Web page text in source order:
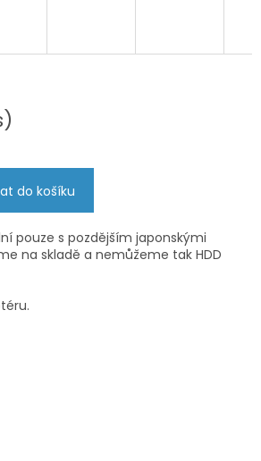
do košíku
pouze s pozdějším japonskými
na skladě a nemůžeme tak HDD